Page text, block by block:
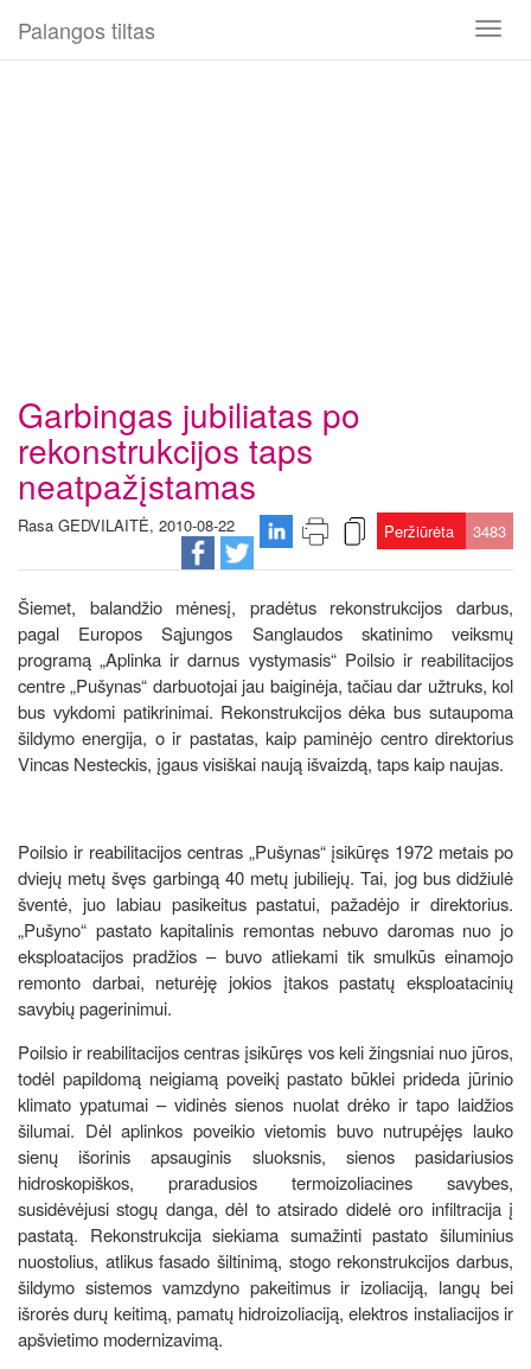
Toggle
Palangos tiltas
Garbingas jubiliatas po
rekonstrukcijos taps
neatpažįstamas
Rasa GEDVILAITĖ, 2010-08-22 Peržiūrėta 3483
Šiemet, balandžio mėnesį, pradėtus rekonstrukcijos darbus,
pagal Europos Sąjungos Sanglaudos skatinimo veiksmų
programą „Aplinka ir darnus vystymasis“ Poilsio ir reabilitacijos
centre „Pušynas“ darbuotojai jau baiginėja, tačiau dar užtruks, kol
bus vykdomi patikrinimai. Rekonstrukcijos dėka bus sutaupoma
šildymo energija, o ir pastatas, kaip paminėjo centro direktorius
Vincas Nesteckis, įgaus visiškai naują išvaizdą, taps kaip naujas.
Poilsio ir reabilitacijos centras „Pušynas“ įsikūręs 1972 metais po
dviejų metų švęs garbingą 40 metų jubiliejų. Tai, jog bus didžiulė
šventė, juo labiau pasikeitus pastatui, pažadėjo ir direktorius.
„Pušyno“ pastato kapitalinis remontas nebuvo daromas nuo jo
eksploatacijos pradžios – buvo atliekami tik smulkūs einamojo
remonto darbai, neturėję jokios įtakos pastatų eksploatacinių
savybių pagerinimui.
Poilsio ir reabilitacijos centras įsikūręs vos keli žingsniai nuo jūros,
todėl papildomą neigiamą poveikį pastato būklei prideda jūrinio
klimato ypatumai – vidinės sienos nuolat drėko ir tapo laidžios
šilumai. Dėl aplinkos poveikio vietomis buvo nutrupėjęs lauko
sienų išorinis apsauginis sluoksnis, sienos pasidariusios
hidroskopiškos, praradusios termoizoliacines savybes,
susidėvėjusi stogų danga, dėl to atsirado didelė oro infiltracija į
pastatą. Rekonstrukcija siekiama sumažinti pastato šiluminius
nuostolius, atlikus fasado šiltinimą, stogo rekonstrukcijos darbus,
šildymo sistemos vamzdyno pakeitimus ir izoliaciją, langų bei
išrorės durų keitimą, pamatų hidroizoliaciją, elektros instaliacijos ir
apšvietimo modernizavimą.